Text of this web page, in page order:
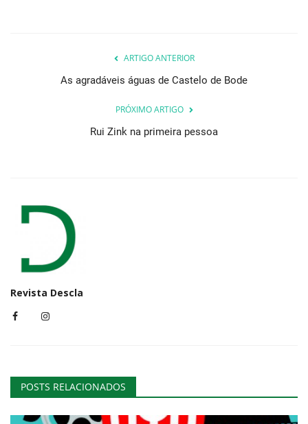
ARTIGO ANTERIOR
As agradáveis águas de Castelo de Bode
PRÓXIMO ARTIGO
Rui Zink na primeira pessoa
Revista Descla
POSTS RELACIONADOS